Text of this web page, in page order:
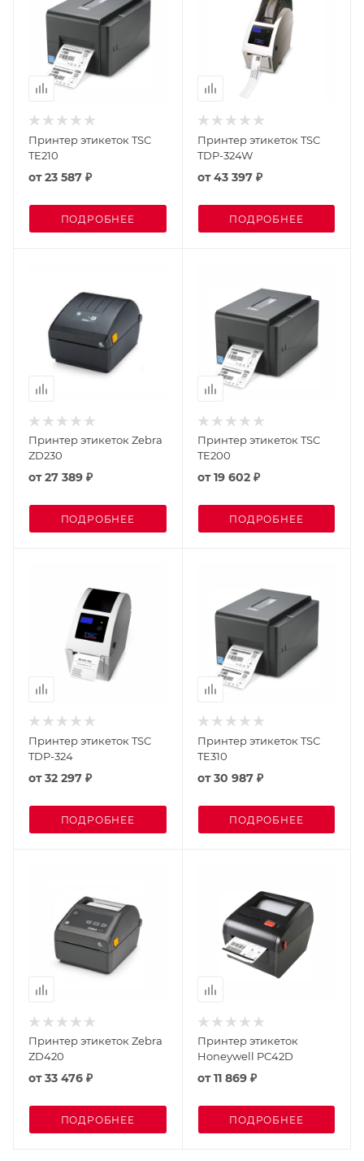
Принтер этикеток TSC
TE210
от23 587 ₽
ПОДРОБНЕЕ
Принтер этикеток TSC
TDP-324W
от43 397 ₽
ПОДРОБНЕЕ
Принтер этикеток Zebra
ZD230
от27 389 ₽
ПОДРОБНЕЕ
Принтер этикеток TSC
TE200
от19 602 ₽
ПОДРОБНЕЕ
Принтер этикеток TSC
TDP-324
от32 297 ₽
ПОДРОБНЕЕ
Принтер этикеток TSC
TE310
от30 987 ₽
ПОДРОБНЕЕ
Принтер этикеток Zebra
ZD420
от33 476 ₽
ПОДРОБНЕЕ
Принтер этикеток
Honeywell PC42D
от11 869 ₽
ПОДРОБНЕЕ